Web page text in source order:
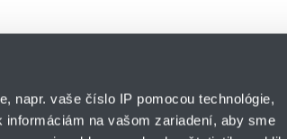
napr. vaše číslo IP pomocou technológie,
na vašom zariadení, aby sme